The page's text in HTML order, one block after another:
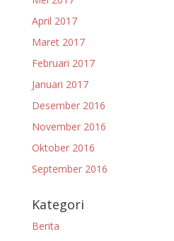
April 2017
Maret 2017
Februari 2017
Januari 2017
Desember 2016
November 2016
Oktober 2016
September 2016
Kategori
Berita